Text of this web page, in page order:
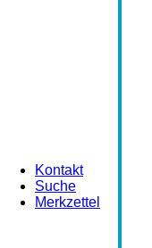
Kontakt
Suche
Merkzettel